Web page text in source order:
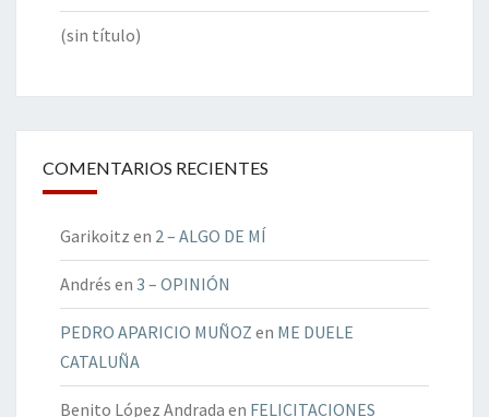
(sin título)
COMENTARIOS RECIENTES
Garikoitz en 2 – ALGO DE MÍ
Andrés en 3 – OPINIÓN
PEDRO APARICIO MUÑOZ en ME DUELE
CATALUÑA
Benito López Andrada en FELICITACIONES